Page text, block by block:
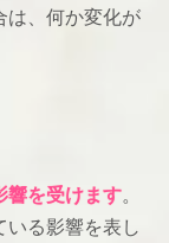
は、何か変化が
響を受けます。
いる影響を表し